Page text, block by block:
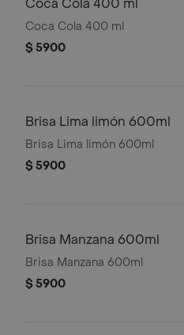
Coca Cola 400 ml
Coca Cola 400 ml
$ 5900
Brisa Lima limón 600ml
Brisa Lima limón 600ml
$ 5900
Brisa Manzana 600ml
Brisa Manzana 600ml
$ 5900